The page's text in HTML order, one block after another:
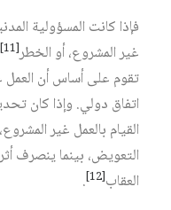
فإذا كانت المسؤولية
غير المشروع، أو الخطر[11]
تقوم على أساس أن العمل
اتفاق دولي. وإذا كان
القيام بالعمل غير
التعويض، بينما ينصرف
العقاب[12]
.